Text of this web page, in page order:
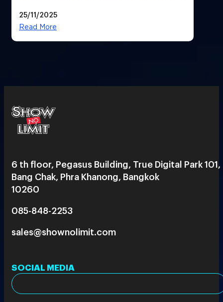
25/11/2025
Read More
6 th floor, Pegasus Building, True Digital Park 101,
Bang Chak, Phra Khanong, Bangkok
10260
085-848-2253
sales@shownolimit.com
SOCIAL MEDIA